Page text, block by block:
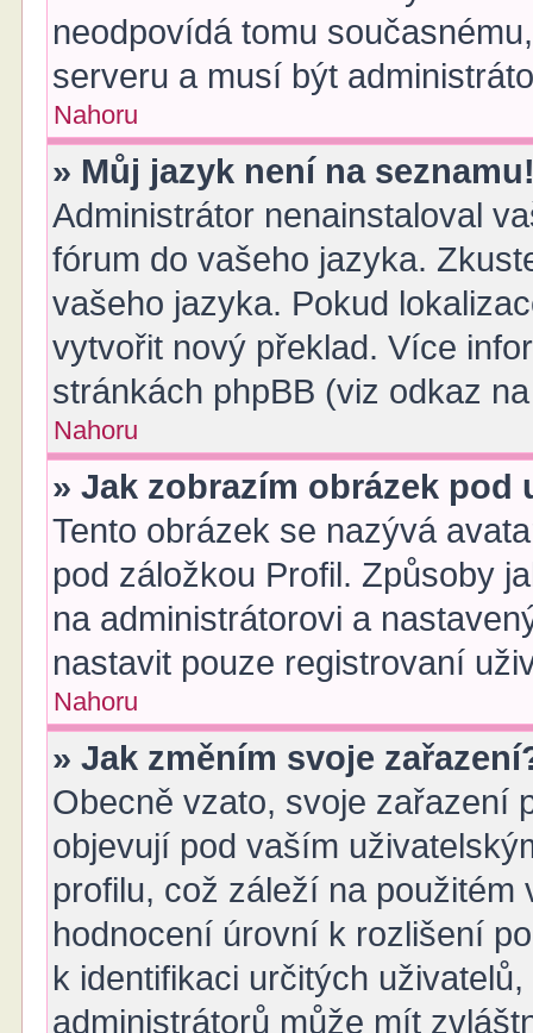
neodpovídá tomu
serveru a musí být
Nahoru
» Můj jazyk není na
Administrátor nenainstaloval
fórum do vašeho jazyka.
vašeho jazyka. Pokud
vytvořit nový překlad. Více
stránkách phpBB (viz odkaz
Nahoru
» Jak zobrazím obrázek pod
Tento obrázek se nazývá
pod záložkou Profil. Způsoby
na administrátorovi a
nastavit pouze registrovaní
Nahoru
» Jak změním svoje
Obecně vzato, svoje zařazení
objevují pod vaším
profilu, což záleží na
hodnocení úrovní k rozlišení
k identifikaci určitých
administrátorů může mít